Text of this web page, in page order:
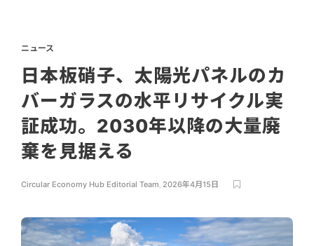
ニュース
日本板硝子、太陽光パネルのカ
バーガラスの水平リサイクル実
証成功。2030年以降の大量廃
棄を見据える
Circular Economy Hub Editorial Team, 2026年4月15日